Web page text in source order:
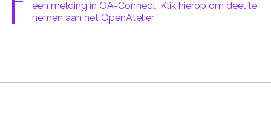
een melding in OA-Connect. Klik hierop om deel te
nemen aan het OpenAtelier.